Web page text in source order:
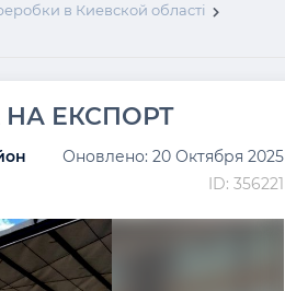
в Киевской області
ЕКСПОРТ
Оновлено: 20 Октября 2025
ID: 356221